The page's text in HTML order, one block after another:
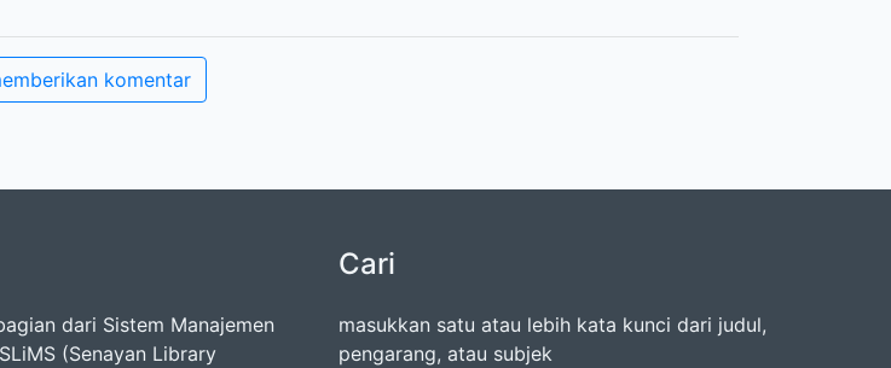
komentar
dari Sistem Manajemen
(Senayan Library
Cari
masukkan satu atau lebih kata kunci dari judul,
pengarang, atau subjek